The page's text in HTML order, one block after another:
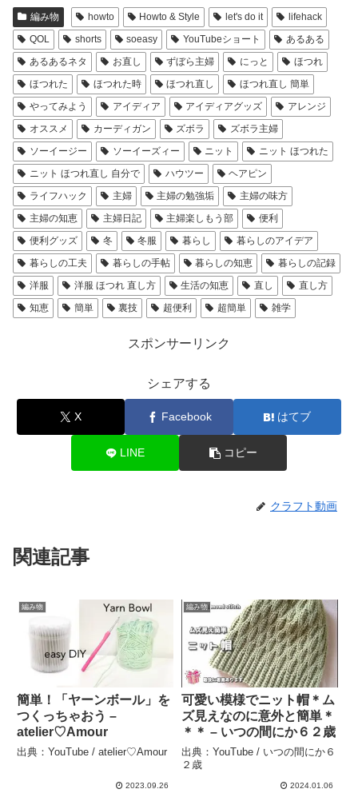
編み物 howto Howto & Style let's do it
lifehack
QOL
shorts soeasy YouTubeショート
あるある
あるあるネタ
お直し ずぼら主婦 にっと
ほつれ
ほつれた
ほつれた時 ほつれ直し
ほつれ直し 簡単
やってみよう
アイディア アイディアグッズ
アレンジ
オススメ
カーディガン ズボラ
ズボラ主婦
ソーイージー
ソーイーズィー ニット
ニット ほつれた
ニット ほつれ直し 自分で
ハウツー
ヘアピン
ライフハック
主婦 主婦の勉強垢
主婦の味方
主婦の知恵
主婦日記 主婦楽しもう部
便利
便利グッズ
冬 冬服 暮らし
暮らしのアイデア
暮らしの工夫
暮らしの手帖 暮らしの知恵
暮らしの記録
洋服
洋服 ほつれ 直し方 生活の知恵 直し
直し方
知恵
簡単 裏技 超便利 超簡単 雑学
スポンサーリンク
シェアする
X Facebook はてブ
LINE コピー
クラフト動画
関連記事
編み物
簡単！「ヤーンボール」を
つくっちゃおう –
atelier♡Amour
出典：YouTube / atelier♡Amour
2023.09.26
編み物
可愛い模様でニット帽＊ム
ズ見えなのに意外と簡単＊
＊＊ – いつの間にか６２歳
出典：YouTube / いつの間にか６
２歳
2024.01.06